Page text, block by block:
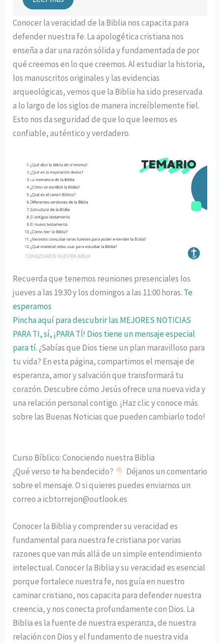
Conocer la veracidad de la Biblia nos capacita para
defender nuestra fe. La apologética cristiana nos
enseña a dar una razón sólida y fundamentada de por
qué creemos en lo que creemos. Al estudiar la historia,
los manuscritos originales y las evidencias
arqueológicas, vemos que la Biblia ha sido preservada
a lo largo de los siglos de manera increíblemente fiel.
Esto nos da seguridad de que lo que leemos es
confiable, auténtico y verdadero.
Recuerda que tenemos reuniones presenciales los
jueves a las 19:30 y los domingos a las 11:00 horas. Te
esperamos
Pincha aquí para descubrir las MEJORES NOTICIAS
PARA TI, sí, ¡PARA TÍ! Dios tiene un mensaje especial
para tí. ¿Sabías que Dios tiene un plan maravilloso para
tu vida? En esta página, compartimos el mensaje de
esperanza, amor y salvación que transformará tu
corazón. Descubre cómo Jesús ofrece una nueva vida y
una relación personal contigo. ¡Haz clic y conoce más
sobre las Buenas Noticias que pueden cambiarlo todo!
Curso Bíblico: Conociendo nuestra Biblia
¿Qué verso te ha bendecido?
Déjanos un comentario
sobre el mensaje. O si quieres puedes enviarnos un
correo a icbtorrejon@outlook.es
Conocer la Biblia y comprender su veracidad es
fundamental para nuestra fe cristiana por varias
razones que van más allá de un simple entendimiento
intelectual. Conocer la Biblia y su veracidad es esencial
porque fortalece nuestra fe, nos guía en nuestro
caminar cristiano, nos capacita para defender nuestra
creencia, y nos conecta profundamente con Dios. La
Biblia es la fuente de nuestra esperanza, de nuestra
relación con Dios y el fundamento de nuestra vida